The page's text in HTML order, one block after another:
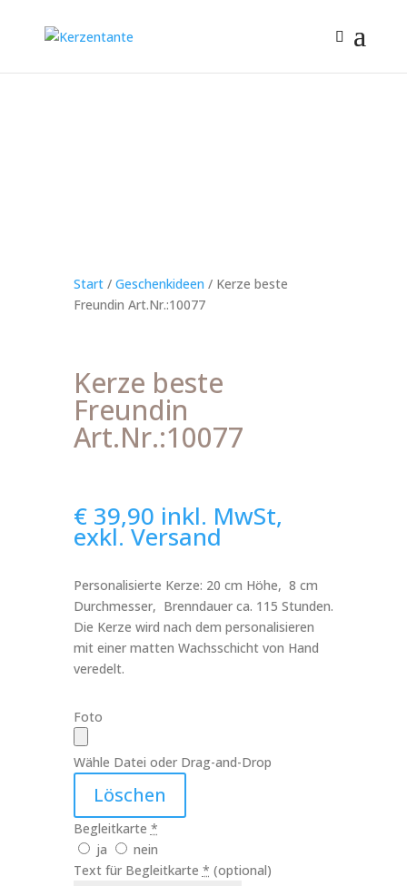
Start/ Geschenkideen / Kerze beste
Freundin Art.Nr.:10077
Kerze beste
Freundin
Art.Nr.:10077
€39,90 inkl. MwSt,
exkl. Versand
Personalisierte Kerze: 20 cm Höhe, 8 cm
Durchmesser, Brenndauer ca. 115 Stunden.
Die Kerze wird nach dem personalisieren
mit einer matten Wachsschicht von Hand
veredelt.
Foto
Wähle Datei oder Drag-and-Drop
Löschen
Begleitkarte *
ja
nein
Text für Begleitkarte * (optional)